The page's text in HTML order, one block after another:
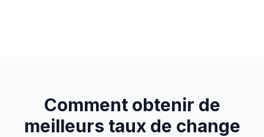
Comment obtenir de
meilleurs taux de change